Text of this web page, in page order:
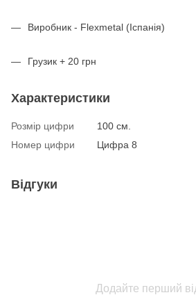
Виробник - Flexmetal (Іспанія)
Грузик + 20 грн
Характеристики
Розмір цифри
100 см.
Номер цифри
Цифра 8
Відгуки
Додайте перший